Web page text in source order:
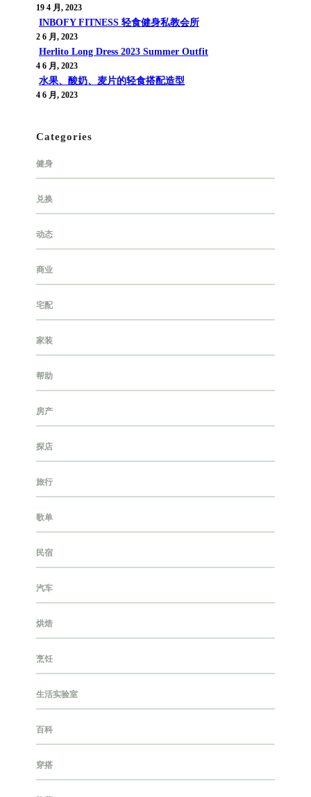
19 4 月, 2023
INBOFY FITNESS 轻食健身私教会所
2 6 月, 2023
Herlito Long Dress 2023 Summer Outfit
4 6 月, 2023
水果、酸奶、麦片的轻食搭配造型
4 6 月, 2023
Categories
健身
兑换
动态
商业
宅配
家装
帮助
房产
探店
旅行
歌单
民宿
汽车
烘焙
烹饪
生活实验室
百科
穿搭